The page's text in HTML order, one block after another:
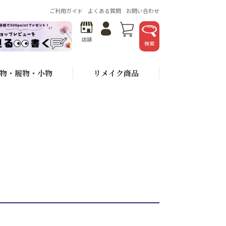
ご利用ガイド よくある質問 お問い合わせ
店舗
検索
・履物・小物 リメイク商品